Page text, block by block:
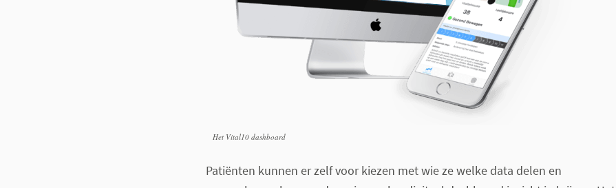
Het Vital10 dashboard
Patiënten kunnen er zelf voor kiezen met wie ze welke data delen en